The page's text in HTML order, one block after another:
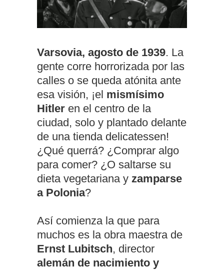
Varsovia, agosto de 1939. La
gente corre horrorizada por las
calles o se queda atónita ante
esa visión, ¡el mismísimo
Hitler en el centro de la
ciudad, solo y plantado delante
de una tienda delicatessen!
¿Qué querrá? ¿Comprar algo
para comer? ¿O saltarse su
dieta vegetariana y zamparse
a Polonia?
Así comienza la que para
muchos es la obra maestra de
Ernst Lubitsch, director
alemán de nacimiento y